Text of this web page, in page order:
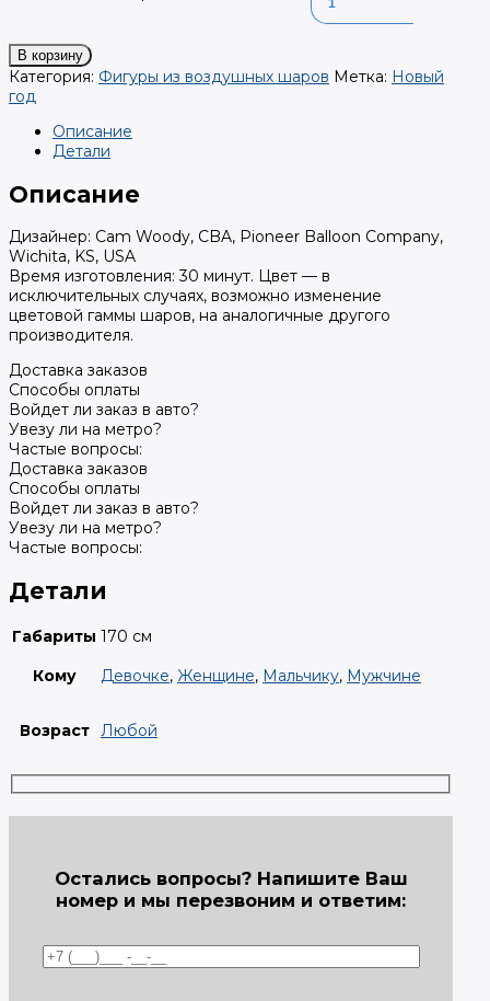
В корзину
Категория: Фигуры из воздушных шаров Метка: Новый
год
Описание
Детали
Описание
Дизайнер: Cam Woody, CBA, Pioneer Balloon Company,
Wichita, KS, USA
Время изготовления: 30 минут. Цвет — в
исключительных случаях, возможно изменение
цветовой гаммы шаров, на аналогичные другого
производителя.
Доставка заказов
Способы оплаты
Войдет ли заказ в авто?
Увезу ли на метро?
Частые вопросы:
Доставка заказов
Способы оплаты
Войдет ли заказ в авто?
Увезу ли на метро?
Частые вопросы:
Детали
Габариты 170 см
Кому
Девочке, Женщине, Мальчику, Мужчине
Возраст Любой
Остались вопросы? Напишите Ваш
номер и мы перезвоним и ответим: